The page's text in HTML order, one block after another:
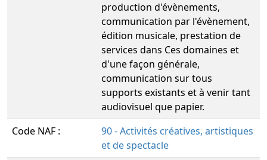
production d'évènements,
communication par l'évènement,
édition musicale, prestation de
services dans Ces domaines et
d'une façon générale,
communication sur tous
supports existants et à venir tant
audiovisuel que papier.
Code NAF :
90 - Activités créatives, artistiques
et de spectacle